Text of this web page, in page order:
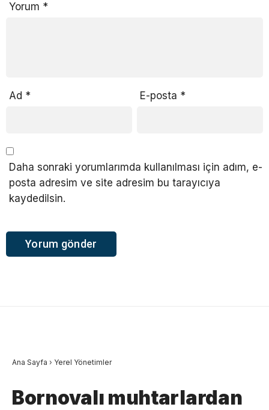
Yorum *
Ad * E-posta *
Daha sonraki yorumlarımda kullanılması için adım, e-
posta adresim ve site adresim bu tarayıcıya
kaydedilsin.
Ana Sayfa › Yerel Yönetimler
Bornovalı muhtarlardan